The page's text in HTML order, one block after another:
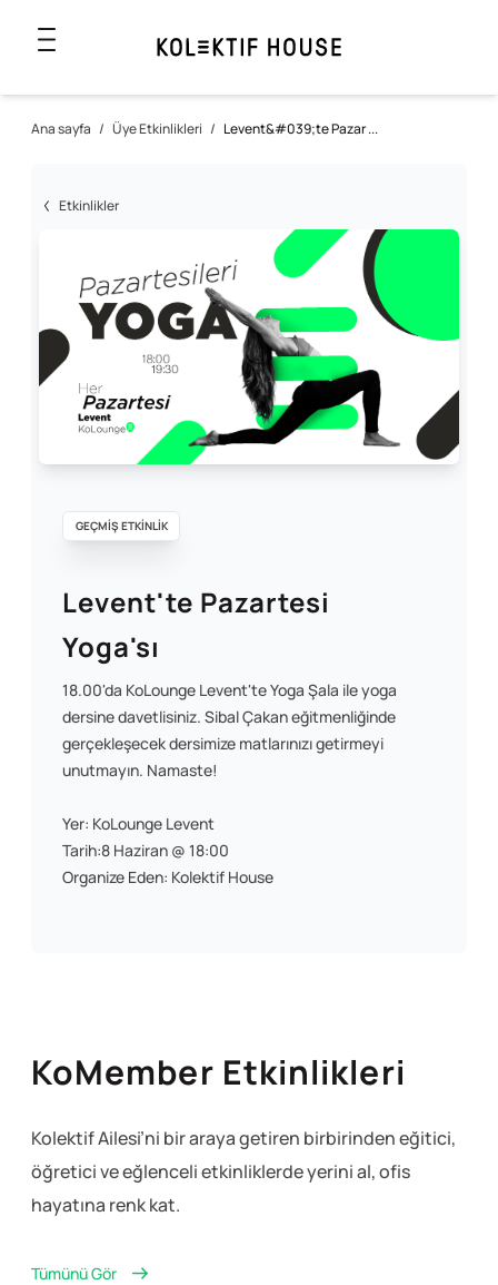
Ana sayfa / Üye Etkinlikleri / Levent&#039;te Pazar ...
Etkinlikler
GEÇMİŞ ETKİNLİK
Levent'te Pazartesi
Yoga'sı
18.00'da KoLounge Levent'te Yoga Şala ile yoga
dersine davetlisiniz. Sibal Çakan eğitmenliğinde
gerçekleşecek dersimize matlarınızı getirmeyi
unutmayın. Namaste!
Yer: KoLounge Levent
Tarih:8 Haziran @ 18:00
Organize Eden: Kolektif House
KoMember Etkinlikleri
Kolektif Ailesi’ni bir araya getiren birbirinden eğitici,
öğretici ve eğlencelietkinliklerde yerini al, ofis
hayatına renk kat.
Tümünü Gör